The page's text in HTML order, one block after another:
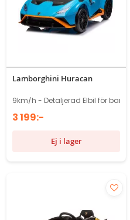
Lamborghini Huracan
9km/h - Detaljerad Elbil för barn
3 199:-
Ej i lager